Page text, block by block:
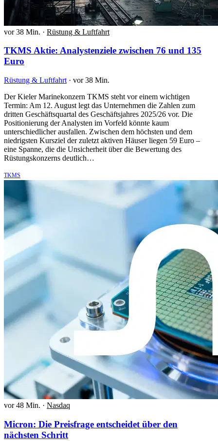
vor 38 Min. · Rüstung & Luftfahrt
TKMS Aktie: Analystenziele zwischen 76 und 135
Euro
Rüstung & Luftfahrt · vor 38 Min.
Der Kieler Marinekonzern TKMS steht vor einem wichtigen
Termin: Am 12. August legt das Unternehmen die Zahlen zum
dritten Geschäftsquartal des Geschäftsjahres 2025/26 vor. Die
Positionierung der Analysten im Vorfeld könnte kaum
unterschiedlicher ausfallen. Zwischen dem höchsten und dem
niedrigsten Kursziel der zuletzt aktiven Häuser liegen 59 Euro –
eine Spanne, die die Unsicherheit über die Bewertung des
Rüstungskonzerns deutlich…
TKMS
vor 48 Min. · Nasdaq
Micron: Die Preisfrage entscheidet über den
nächsten Schritt